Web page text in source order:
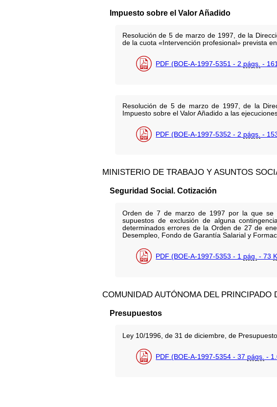
Impuesto sobre el Valor Añadido
Resolución de 5 de marzo de 1997, de la
de la cuota «Intervención profesional» prevista
PDF (BOE-A-1997-5351 - 2 págs. - 161
Resolución de 5 de marzo de 1997, de la
Impuesto sobre el Valor Añadido a las
PDF (BOE-A-1997-5352 - 2 págs. -
MINISTERIO DE TRABAJO Y ASUNTOS
Seguridad Social. Cotización
Orden de 7 de marzo de 1997 por la que se
supuestos de exclusión de alguna
determinados errores de la Orden de 27 de
Desempleo, Fondo de Garantía Salarial y
PDF (BOE-A-1997-5353 - 1 pág. - 73
COMUNIDAD AUTÓNOMA DEL PRINCIPADO
Presupuestos
Ley 10/1996, de 31 de diciembre, de
PDF (BOE-A-1997-5354 - 37 págs. -